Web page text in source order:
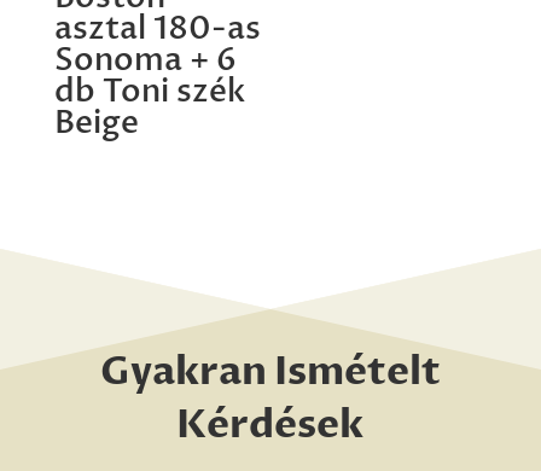
asztal 180-as
Sonoma + 6
db Toni szék
Beige
Gyakran Ismételt
Kérdések